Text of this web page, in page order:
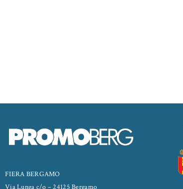
FIERA BERGAMO
Via Lunga c/o – 24125 Bergamo